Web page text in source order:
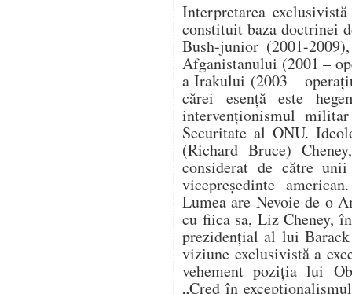
Interpretarea
constituit baza doctrinei
Bush-junior (2001-
Afganistanului (2001 –
a Irakului (2003 –
cărei esență este
intervenționismul
Securitate al ONU.
(Richard Bruce)
considerat de către
vicepreședinte
Lumea are Nevoie de o
cu fiica sa, Liz Cheney,
prezidențial al lui Barack
viziune exclusivistă a
vehement poziția lui
„Cred în